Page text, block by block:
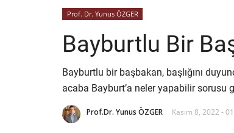
Prof. Dr. Yunus ÖZGER
Bayburtlu Bir
Bayburtlu bir başbakan, başlığını
acaba Bayburt’a neler yapabilir sorusu
Prof.Dr. Yunus ÖZGER Kasım 8, 2022 -